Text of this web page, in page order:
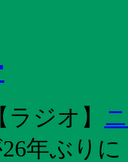
ラジオ 】
年ぶり